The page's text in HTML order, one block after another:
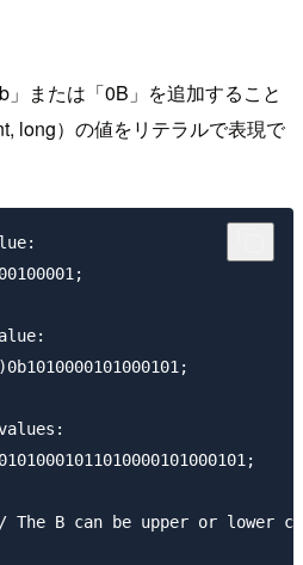
または「0B」を追加すること
long）の値をリテラルで表現で
B can be upper or lower